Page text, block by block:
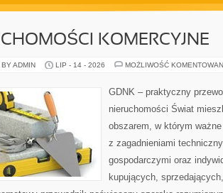
KOMERCYJNE
ADMIN LIP - 14 - 2026 MOŻLIWOŚĆ
GDNK – praktyczny
nieruchomości Świat
obszarem, w którym
z zagadnieniami
gospodarczymi oraz
kupujących,